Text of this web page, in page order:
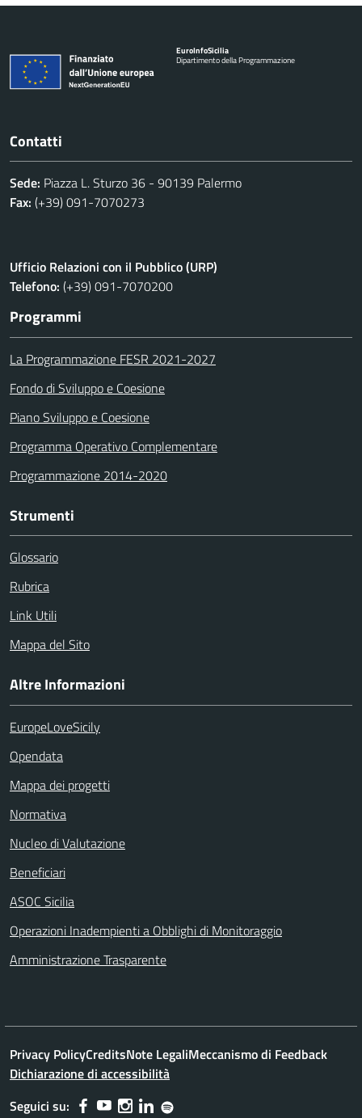
EuroInfoSicilia
Dipartimento della Programmazione
Contatti
Sede: Piazza L. Sturzo 36 - 90139 Palermo
Fax: (+39) 091-7070273
Ufficio Relazioni con il Pubblico (URP)
Telefono: (+39) 091-7070200
Programmi
La Programmazione FESR 2021-2027
Fondo di Sviluppo e Coesione
Piano Sviluppo e Coesione
Programma Operativo Complementare
Programmazione 2014-2020
Strumenti
Glossario
Rubrica
Link Utili
Mappa del Sito
Altre Informazioni
EuropeLoveSicily
Opendata
Mappa dei progetti
Normativa
Nucleo di Valutazione
Beneficiari
ASOC Sicilia
Operazioni Inadempienti a Obblighi di Monitoraggio
Amministrazione Trasparente
Privacy PolicyCreditsNote LegaliMeccanismo di Feedback
Dichiarazione di accessibilità
Seguici su: